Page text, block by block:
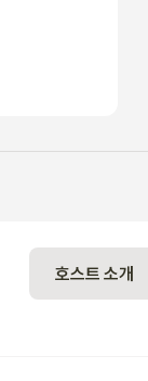
호스트 소개